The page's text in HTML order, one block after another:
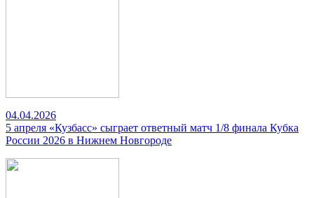
04.04.2026
5 апреля «Кузбасс» сыграет ответный матч 1/8 финала Кубка
России 2026 в Нижнем Новгороде